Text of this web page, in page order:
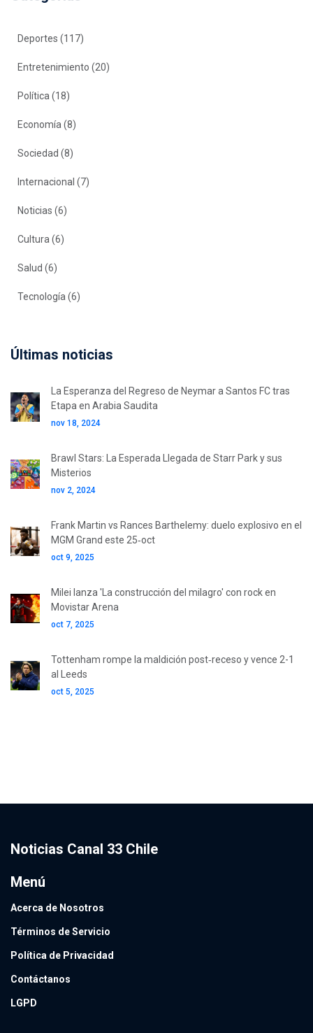
Deportes (117)
Entretenimiento (20)
Política(18)
Economía(8)
Sociedad (8)
Internacional (7)
Noticias (6)
Cultura(6)
Salud (6)
Tecnología(6)
Últimas noticias
La Esperanza del Regreso de Neymar a Santos FC tras
Etapa en Arabia Saudita
nov 18, 2024
Brawl Stars: La Esperada Llegada de Starr Park y sus
Misterios
nov 2, 2024
Frank Martin vs Rances Barthelemy: duelo explosivo en el
MGM Grand este 25‑oct
oct 9, 2025
Milei lanza 'La construcción del milagro' con rock en
Movistar Arena
oct 7, 2025
Tottenham rompe la maldición post‑receso y vence 2-1
al Leeds
oct 5, 2025
Noticias Canal 33 Chile
Menú
Acerca de Nosotros
Términos de Servicio
Política de Privacidad
Contáctanos
LGPD